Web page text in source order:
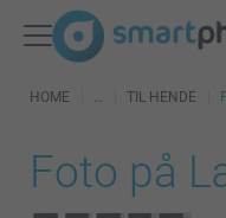
HOME TIL HENDE
Foto på